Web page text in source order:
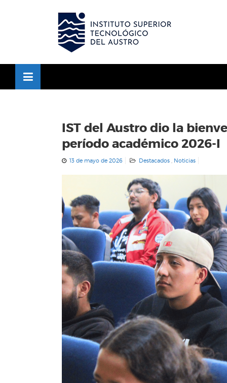
IST del Austro dio la
período académico 2026-I
13 de mayo de 2026 Destacados Noticias